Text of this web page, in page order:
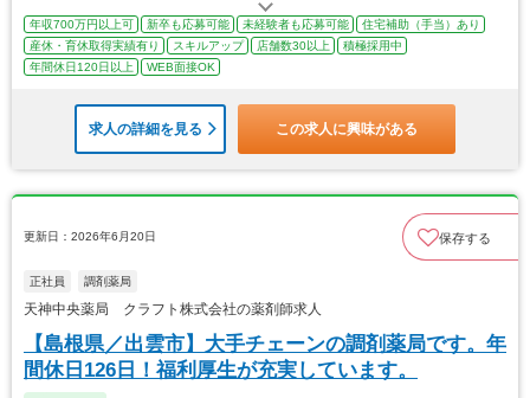
年収700万円以上可 新卒も応募可能 未経験者も応募可能
住宅補助（手当）あり
産休・育休取得実績有り
スキルアップ 店舗数30以上
積極採用中
年間休日120日以上
WEB面接OK
求人の詳細を見る この求人に興味がある
更新日：2026年6月20日 保存する
正社員 調剤薬局
天神中央薬局 クラフト株式会社の薬剤師求人
【島根県／出雲市】大手チェーンの調剤薬局です。年
間休日126日！福利厚生が充実しています。